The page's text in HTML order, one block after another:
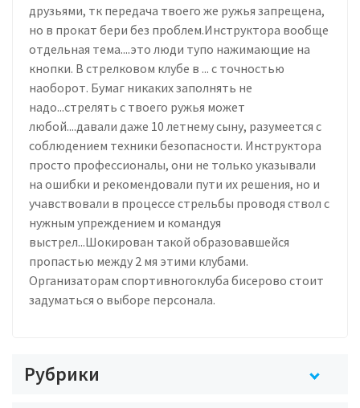
друзьями, тк передача твоего же ружья запрещена,
но в прокат бери без проблем.Инструктора вообще
отдельная тема....это люди тупо нажимающие на
кнопки. В стрелковом клубе в ... с точностью
наоборот. Бумаг никаких заполнять не
надо...стрелять с твоего ружья может
любой....давали даже 10 летнему сыну, разумеется с
соблюдением техники безопасности. Инструктора
просто профессионалы, они не только указывали
на ошибки и рекомендовали пути их решения, но и
учавствовали в процессе стрельбы проводя ствол с
нужным упреждением и командуя
выстрел...Шокирован такой образовавшейся
пропастью между 2 мя этими клубами.
Организаторам спортивногоклуба бисерово стоит
задуматься о выборе персонала.
Рубрики